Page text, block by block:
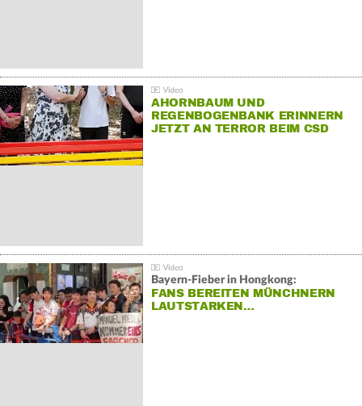
AHORNBAUM UND
REGENBOGENBANK ERINNERN
JETZT AN TERROR BEIM CSD
Bayern-Fieber in Hongkong:
FANS BEREITEN MÜNCHNERN
LAUTSTARKEN…